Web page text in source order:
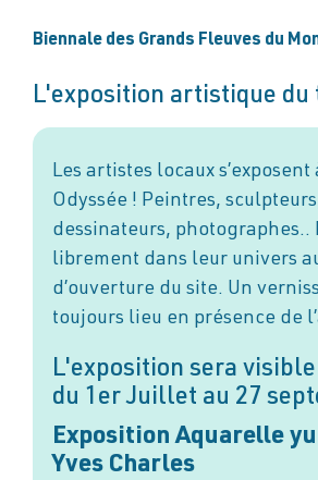
Biennale des Grands Fleuves du
L'exposition artistique
Les artistes locaux s’exposent
Odyssée ! Peintres,
dessinateurs, photographes..
librement dans leur univers
d’ouverture du site. Un
toujours lieu en présence de
L'exposition sera
du 1er Juillet au 27
Exposition Aquarelle
Yves Charles